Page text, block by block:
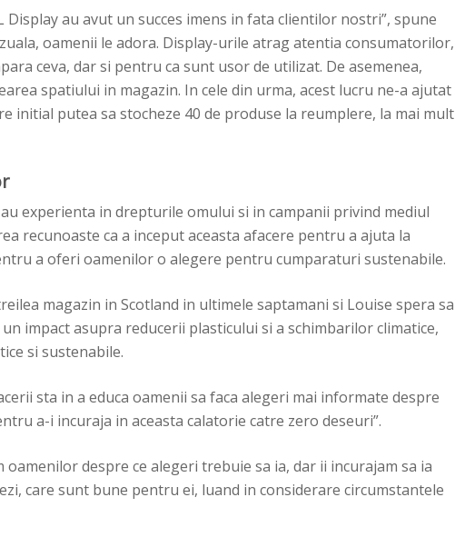
au avut un succes imens in fata clientilor nostri”, spune
oamenii le adora. Display-urile atrag atentia consumatorilor,
ceva, dar si pentru ca sunt usor de utilizat. De asemenea,
spatiului in magazin. In cele din urma, acest lucru ne-a ajutat
initial putea sa stocheze 40 de produse la reumplere, la mai mult
experienta in drepturile omului si in campanii privind mediul
recunoaste ca a inceput aceasta afacere pentru a ajuta la
a oferi oamenilor o alegere pentru cumparaturi sustenabile.
magazin in Scotland in ultimele saptamani si Louise spera sa
impact asupra reducerii plasticului si a schimbarilor climatice,
si sustenabile.
sta in a educa oamenii sa faca alegeri mai informate despre
a-i incuraja in aceasta calatorie catre zero deseuri”.
oamenilor despre ce alegeri trebuie sa ia, dar ii incurajam sa ia
care sunt bune pentru ei, luand in considerare circumstantele